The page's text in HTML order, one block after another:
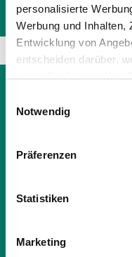
personalisierte
Werbung und Inhalten,
Entwicklung von
entscheiden darüber,
nutzt. Sie können Ihre
Trigger Symbol ändern
Erfahren Sie mehr
verarbeitet werden,
Wir verwenden
zu können und die
Notwendig
Präferenzen
Statistiken
Marketing
leider aberkannt. In